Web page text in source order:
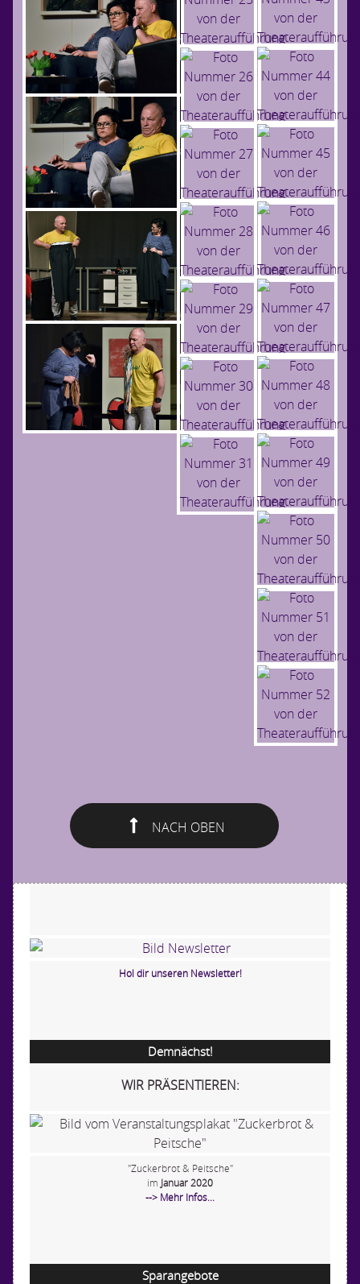
NACH OBEN
Hol dir unseren Newsletter!
Demnächst!
WIR PRÄSENTIEREN:
"Zuckerbrot & Peitsche"
im Januar 2020
--> Mehr Infos...
Sparangebote